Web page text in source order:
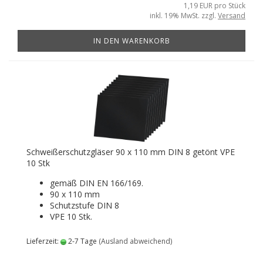
1,19 EUR pro Stück
inkl. 19% MwSt. zzgl. Versand
IN DEN WARENKORB
Schweißerschutzgläser 90 x 110 mm DIN 8 getönt VPE
10 Stk
gemäß DIN EN 166/169.
90 x 110 mm
Schutzstufe DIN 8
VPE 10 Stk.
Lieferzeit: 2-7 Tage (Ausland abweichend)